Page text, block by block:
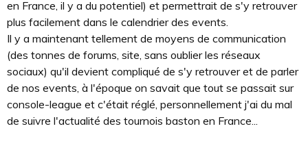
en France, il y a du potentiel) et permettrait de s'y retrouver
plus facilement dans le calendrier des events.
Il y a maintenant tellement de moyens de communication
(des tonnes de forums, site, sans oublier les réseaux
sociaux) qu'il devient compliqué de s'y retrouver et de parler
de nos events, à l'époque on savait que tout se passait sur
console-league et c'était réglé, personnellement j'ai du mal
de suivre l'actualité des tournois baston en France...